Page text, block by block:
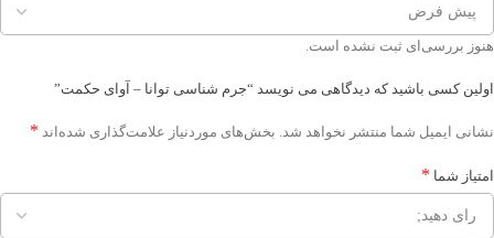
هنوز بررسی‌ای ثبت نشده است.
اولین کسی باشید که دیدگاهی می نویسد “جرم شناسی توانا – آوای حکمت”
نشانی ایمیل شما منتشر نخواهد شد. بخش‌های موردنیاز علامت‌گذاری شده‌اند *
امتیاز شما *